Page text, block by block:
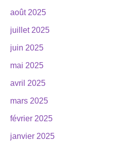
août 2025
juillet 2025
juin 2025
mai 2025
avril 2025
mars 2025
février 2025
janvier 2025